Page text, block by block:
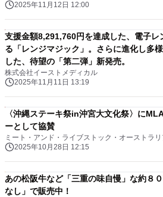
2025年11月12日 12:00
支援金額8,291,760円を達成した、電子レ
る「レンジマジック」。さらに進化し多
した、待望の「第二弾」新発売。
株式会社イーストメディカル
2025年11月11日 13:19
〈沖縄ステーキ祭in沖宮大文化祭〉に
ーとして協賛
ミート・アンド・ライブストック・オーストラ
2025年10月28日 12:15
あの松阪牛など「三重の味自慢」な約８
なし」で販売中！